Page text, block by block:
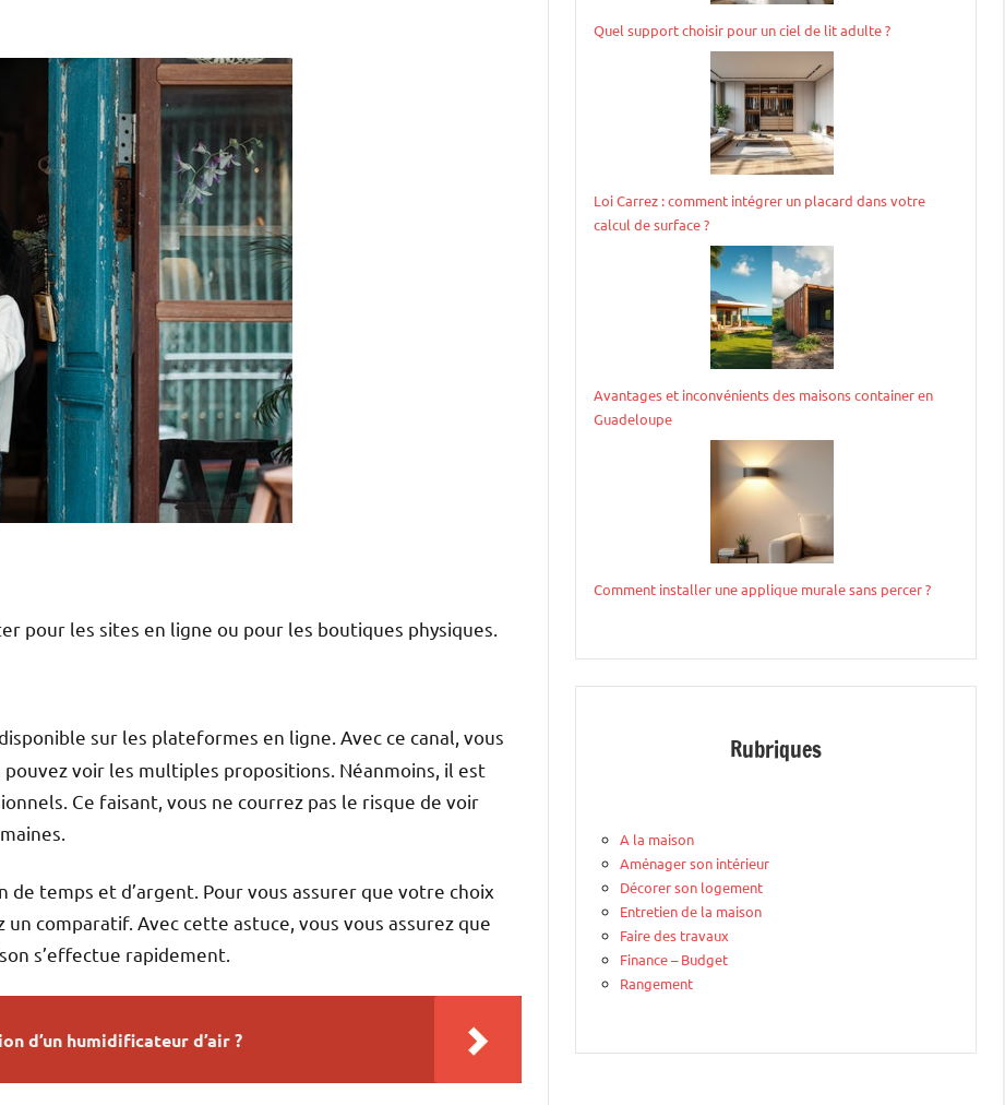
pour les sites en ligne ou pour les boutiques physiques.
sur les plateformes en ligne. Avec ce canal, vous
voir les multiples propositions. Néanmoins, il est
Ce faisant, vous ne courrez pas le risque de voir
de temps et d’argent. Pour vous assurer que votre choix
comparatif. Avec cette astuce, vous vous assurez que
s’effectue rapidement.
d’un humidificateur d’air ?
Quel support choisir pour un ciel de lit adulte ?
Loi Carrez : comment intégrer un placard dans votre
calcul de surface ?
Avantages et inconvénients des maisons container en
Guadeloupe
Comment installer une applique murale sans percer ?
Rubriques
A la maison
Aménager son intérieur
Décorer son logement
Entretien de la maison
Faire des travaux
Finance – Budget
Rangement